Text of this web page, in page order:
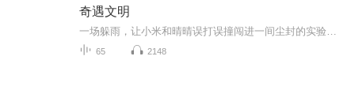
奇遇文明
65 2148